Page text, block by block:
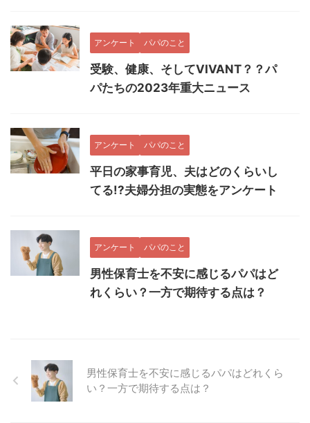
アンケート パパのこと
受験、健康、そしてVIVANT？？パ
パたちの2023年重大ニュース
アンケート パパのこと
平日の家事育児、夫はどのくらいし
てる!?夫婦分担の実態をアンケート
アンケート パパのこと
男性保育士を不安に感じるパパはど
れくらい？一方で期待する点は？
男性保育士を不安に感じるパパはどれくら
い？一方で期待する点は？